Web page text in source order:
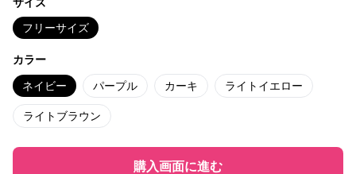
フリーサイズ
カラー
ネイビー パープル カーキ ライトイエロー
ライトブラウン
購入画面に進む